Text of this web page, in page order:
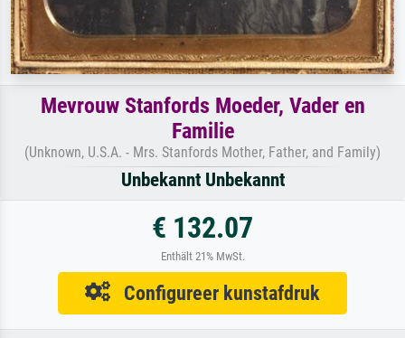
Mevrouw Stanfords Moeder, Vader en
Familie
(Unknown, U.S.A. - Mrs. Stanfords Mother, Father, and Family)
Unbekannt Unbekannt
€ 132.07
Enthält 21% MwSt.
Configureer kunstafdruk